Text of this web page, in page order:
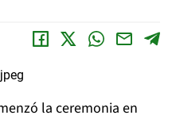
la ceremonia en